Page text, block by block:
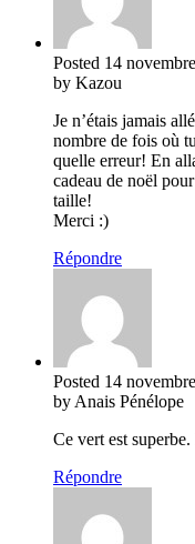
Posted 14
by Kazou
Je n’étais jamais
nombre de fois où
quelle erreur! En
cadeau de noël
taille!
Merci :)
Répondre
Posted 14
by Anais Pénélope
Ce vert est
Répondre